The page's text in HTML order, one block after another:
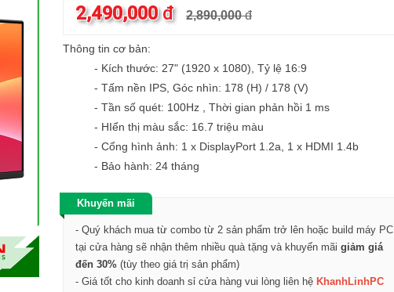
2,490,000đ 2,890,000đ
Thông tin cơ bản:
- Kích thước: 27" (1920 x 1080), Tỷ lệ 16:9
- Tấm nền IPS, Góc nhìn: 178 (H) / 178 (V)
- Tần số quét: 100Hz , Thời gian phản hồi 1 ms
- HIển thị màu sắc: 16.7 triệu màu
- Cổng hình ảnh: 1 x DisplayPort 1.2a, 1 x HDMI 1.4b
- Bảo hành: 24 tháng
Khuyến mãi
- Quý khách mua từ combo từ 2 sản phẩm trở lên hoặc build máy PC
tại cửa hàng sẽ nhận thêm nhiều quà tặng và khuyến mãi giảm giá
đến 30% (tùy theo giá trị sản phẩm)
- Giá tốt cho kinh doanh sỉ cửa hàng vui lòng liên hệ KhanhLinhPC